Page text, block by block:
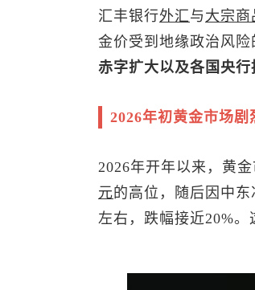
汇丰银行外汇与 大宗商
金价受到地缘政治风
赤字扩大以及各国央行
2026年初黄金市场剧
2026年开年以来，黄
元的高位，随后因中
左右，跌幅接近20%。